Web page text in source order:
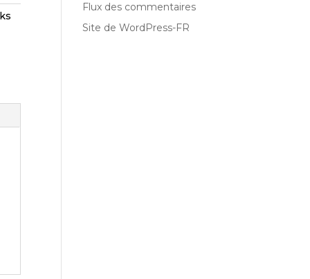
Flux des commentaires
Site de WordPress-FR